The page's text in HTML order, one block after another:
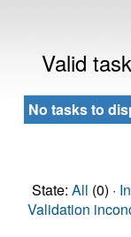
Valid
No tasks to
State: All (0) ·
Validation